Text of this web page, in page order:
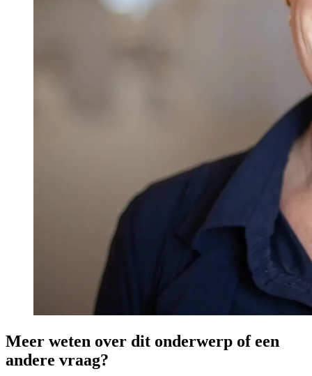
Meer weten over dit onderwerp of een
andere vraag?